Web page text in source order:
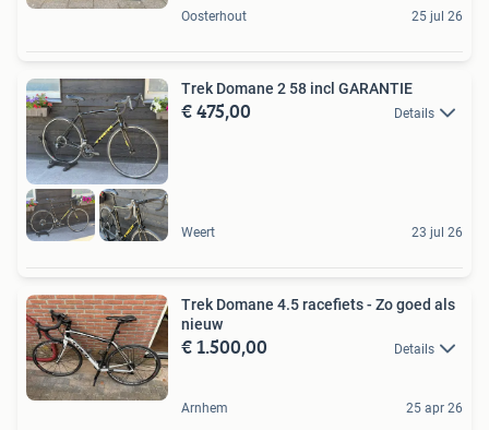
Oosterhout 25 jul 26
Trek Domane 2 58 incl GARANTIE
€ 475,00 Details
Weert 23 jul 26
Trek Domane 4.5 racefiets - Zo goed als
nieuw
€ 1.500,00 Details
Arnhem 25 apr 26